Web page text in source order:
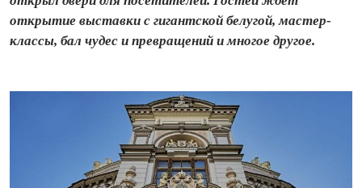
открытие выставки с гигантской белугой, мастер-
классы, бал чудес и превращений и многое другое.